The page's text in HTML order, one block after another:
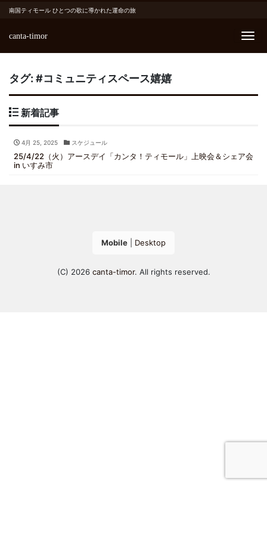
南国ティモール ひとつの歌に導かれた運命の旅
canta-timor
タグ: #コミュニティスペース嬉嬉
新着記事
4月 25, 2025 スケジュール
25/4/22（火）アースデイ「カンタ！ティモール」上映会＆シェア会
in いすみ市
Mobile Desktop
(C) 2026 canta-timor. All rights reserved.